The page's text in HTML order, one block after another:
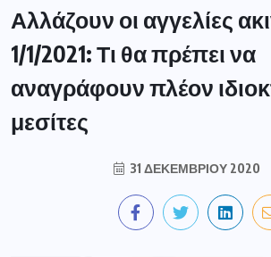
Αλλάζουν οι αγγελίες
1/1/2021: Τι θα πρέπει να
αναγράφουν πλέον
μεσίτες
31 ΔΕΚΕΜΒΡΊΟΥ 2020